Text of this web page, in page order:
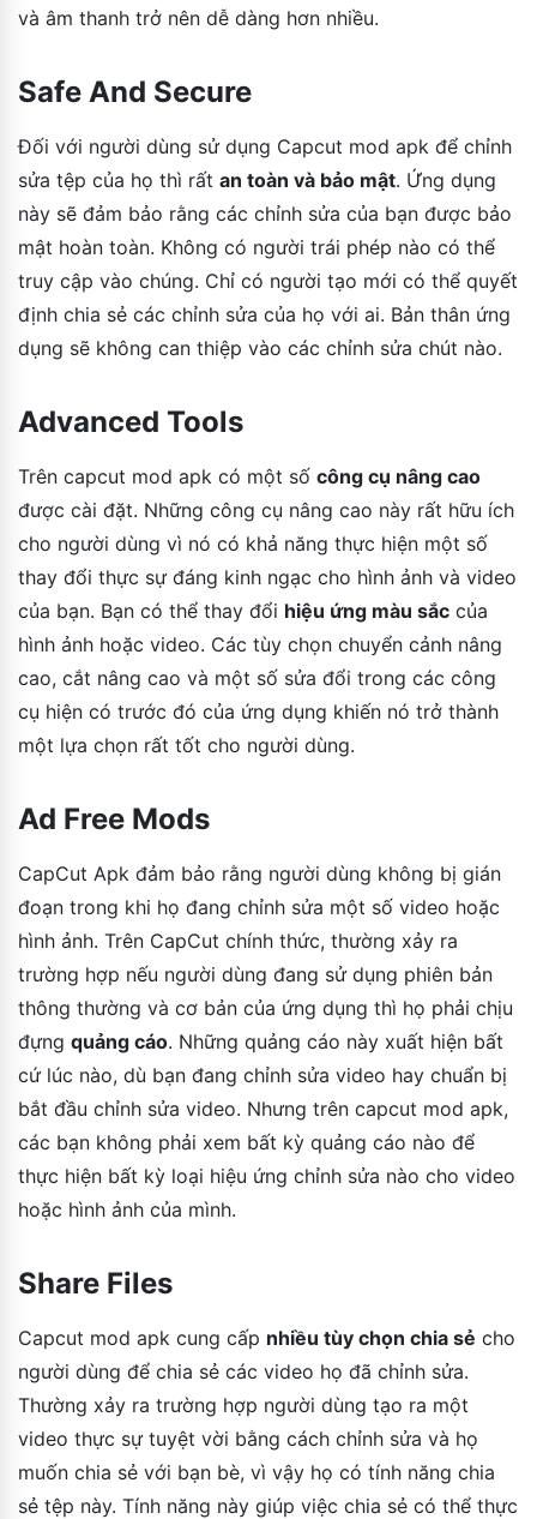
và âm thanh trở nên dễ dàng hơn nhiều.
Safe And Secure
Đối với người dùng sử dụng Capcut mod apk để chỉnh
sửa tệp của họ thì rất an toàn và bảo mật. Ứng dụng
này sẽ đảm bảo rằng các chỉnh sửa của bạn được bảo
mật hoàn toàn. Không có người trái phép nào có thể
truy cập vào chúng. Chỉ có người tạo mới có thể quyết
định chia sẻ các chỉnh sửa của họ với ai. Bản thân ứng
dụng sẽ không can thiệp vào các chỉnh sửa chút nào.
Advanced Tools
Trên capcut mod apk có một số công cụ nâng cao
được cài đặt. Những công cụ nâng cao này rất hữu ích
cho người dùng vì nó có khả năng thực hiện một số
thay đổi thực sự đáng kinh ngạc cho hình ảnh và video
của bạn. Bạn có thể thay đổi hiệu ứng màu sắc của
hình ảnh hoặc video. Các tùy chọn chuyển cảnh nâng
cao, cắt nâng cao và một số sửa đổi trong các công
cụ hiện có trước đó của ứng dụng khiến nó trở thành
một lựa chọn rất tốt cho người dùng.
Ad Free Mods
CapCut Apk đảm bảo rằng người dùng không bị gián
đoạn trong khi họ đang chỉnh sửa một số video hoặc
hình ảnh. Trên CapCut chính thức, thường xảy ra
trường hợp nếu người dùng đang sử dụng phiên bản
thông thường và cơ bản của ứng dụng thì họ phải chịu
đựng quảng cáo. Những quảng cáo này xuất hiện bất
cứ lúc nào, dù bạn đang chỉnh sửa video hay chuẩn bị
bắt đầu chỉnh sửa video. Nhưng trên capcut mod apk,
các bạn không phải xem bất kỳ quảng cáo nào để
thực hiện bất kỳ loại hiệu ứng chỉnh sửa nào cho video
hoặc hình ảnh của mình.
Share Files
Capcut mod apk cung cấp nhiều tùy chọn chia sẻ cho
người dùng để chia sẻ các video họ đã chỉnh sửa.
Thường xảy ra trường hợp người dùng tạo ra một
video thực sự tuyệt vời bằng cách chỉnh sửa và họ
muốn chia sẻ với bạn bè, vì vậy họ có tính năng chia
sẻ tệp này. Tính năng này giúp việc chia sẻ có thể thực